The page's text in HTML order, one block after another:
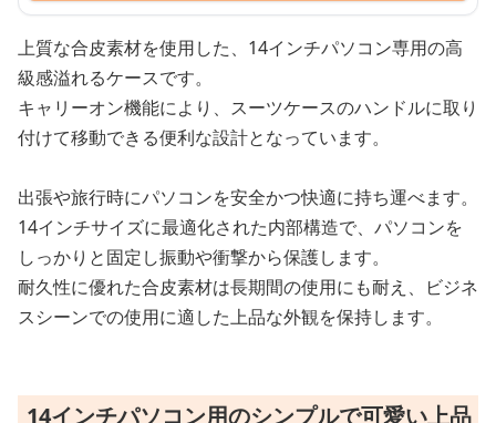
上質な合皮素材を使用した、14インチパソコン専用の高
級感溢れるケースです。
キャリーオン機能により、スーツケースのハンドルに取り
付けて移動できる便利な設計となっています。
出張や旅行時にパソコンを安全かつ快適に持ち運べます。
14インチサイズに最適化された内部構造で、パソコンを
しっかりと固定し振動や衝撃から保護します。
耐久性に優れた合皮素材は長期間の使用にも耐え、ビジネ
スシーンでの使用に適した上品な外観を保持します。
14インチパソコン用のシンプルで可愛い上品